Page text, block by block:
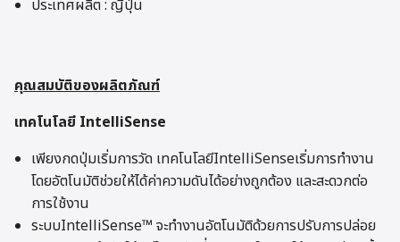
ประเทศผลิต : ญี่ปุ่น
คุณสมบัติของผลิตภัณฑ์
เทคโนโลยี IntelliSense
เพียงกดปุ่มเริ่มการวัด เทคโนโลยีIntelliSenseเริ่มการทำงาน
โดยอัตโนมัติช่วยให้ได้ค่าความดันได้อย่างถูกต้อง และสะดวกต่อ
การใช้งาน
ระบบIntelliSense™ จะทำงานอัตโนมัติด้วยการปรับการปล่อย